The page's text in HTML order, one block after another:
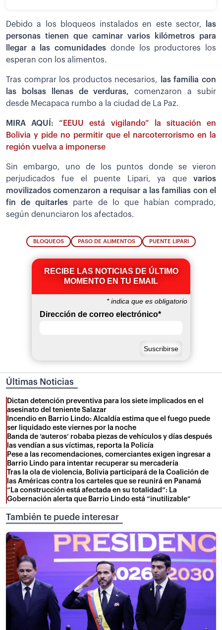
Debido a los bloqueos instalados en este sector,
las
personas tienen que caminar varios kilómetros para
llegar a las comunidades donde los productores los
esperan con los alimentos.
Tras comprar los productos necesarios,
las familia con
las bolsas llenas de verduras,comenzaron a subir
desde Mecapaca rumbo a la ciudad de La Paz.
MIRA AQUÍ:“EEUU está vigilando” la situación en
Bolivia y pide no permitir que el narcoterrorismo en la
región vuelva a imponerse
Sin embargo, uno de los puntos donde se vieron
perjudicados fue el puente Lipari, ya que varios
movilizados comenzaron a requisar a las familias con el
fin de quitarles parte de lo que habían comprado,
según denunciaron los afectados.
BLOQUEOS PASO DE ALIMENTOS PUENTE LIPARI
RECIBE LAS NOTICIAS DE ÚLTIMO
MOMENTO EN TU EMAIL
*indica que es obligatorio
Dirección de correo electrónico*
Últimas Noticias
Dictan detención preventiva para los siete implicados en el
asesinato del teniente Salazar
Incendio en Barrio Lindo: Alcaldía estima que el fuego puede
ser liquidado este viernes por la noche
Banda de ‘auteros’ robaba piezas de vehículos y días después
las vendían a sus víctimas, reporta la Policía
Pese a las recomendaciones, comerciantes exigen ingresar a
Barrio Lindo para intentar recuperar su mercadería
Tras la ola de violencia, Bolivia participará de la Coalición de
las Américas contra los carteles que se reunirá en Panamá
“La construcción está afectada en su totalidad”: La
Gobernación alerta que Barrio Lindo está “inutilizable”
También te puede interesar